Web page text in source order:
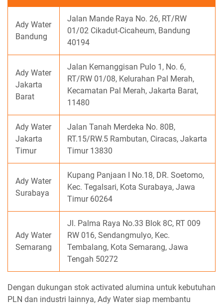
Ady Water
Bandung
Jalan Mande Raya No. 26, RT/RW
01/02 Cikadut-Cicaheum, Bandung
40194
Ady Water
Jakarta
Barat
Jalan Kemanggisan Pulo 1, No. 6,
RT/RW 01/08, Kelurahan Pal Merah,
Kecamatan Pal Merah, Jakarta Barat,
11480
Ady Water
Jakarta
Timur
Jalan Tanah Merdeka No. 80B,
RT.15/RW.5 Rambutan, Ciracas, Jakarta
Timur 13830
Ady Water
Surabaya
Kupang Panjaan I No.18, DR. Soetomo,
Kec. Tegalsari, Kota Surabaya, Jawa
Timur 60264
Ady Water
Semarang
Jl. Palma Raya No.33 Blok 8C, RT 009
RW 016, Sendangmulyo, Kec.
Tembalang, Kota Semarang, Jawa
Tengah 50272
Dengan dukungan stok activated alumina untuk kebutuhan
PLN dan industri lainnya, Ady Water siap membantu